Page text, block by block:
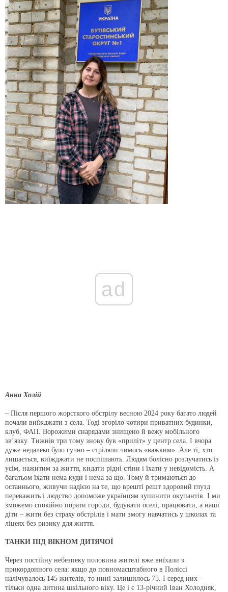
ad
Анна Холій
– Після першого жорсткого обстрілу весною 2024 року багато людей
почали виїжджати з села. Тоді згоріло чотири приватних будинки,
клуб, ФАП. Ворожими снарядами знищено й вежу мобільного
зв’язку. Тижнів три тому знову був «приліт» у центр села. І вчора
дуже недалеко було гучно – стріляли чимось «важким». Але ті, хто
лишається, виїжджати не поспішають. Людям болісно розлучатись із
усім, нажитим за життя, кидати рідні стіни і їхати у невідомість. А
багатьом їхати нема куди і нема за що. Тому й тримаються до
останнього, живучи надією на те, що врешті решт здоровий глузд
переважить і людство допоможе українцям зупинити окупантів. І ми
зможемо спокійно порати городи, будувати оселі, працювати, а наші
діти – жити без страху обстрілів і мати змогу навчатись у школах та
ліцеях без ризику для життя.
ТАНКИ ПІД ВІКНОМ ДИТЯЧОЇ
Через постійну небезпеку половина жителі вже виїхали з
прикордонного села: якщо до повномасштабного в Поліссі
налічувалось 145 жителів, то нині залишилось 75. І серед них –
тільки одна дитина шкільного віку. Це і є 13-річний Іван Холодняк,